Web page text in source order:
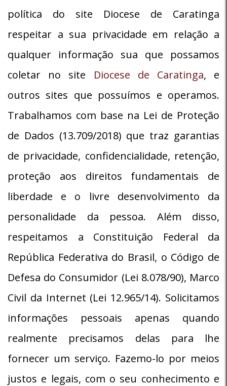
política do site Diocese de Caratinga
respeitar a sua privacidade em relação a
qualquer informação sua que possamos
coletar no site Diocese de Caratinga, e
outros sites que possuímos e operamos.
Trabalhamos com base na Lei de Proteção
de Dados (13.709/2018) que traz garantias
de privacidade, confidencialidade, retenção,
proteção aos direitos fundamentais de
liberdade e o livre desenvolvimento da
personalidade da pessoa. Além disso,
respeitamos a Constituição Federal da
República Federativa do Brasil, o Código de
Defesa do Consumidor (Lei 8.078/90), Marco
Civil da Internet (Lei 12.965/14). Solicitamos
informações pessoais apenas quando
realmente precisamos delas para lhe
fornecer um serviço. Fazemo-lo por meios
justos e legais, com o seu conhecimento e